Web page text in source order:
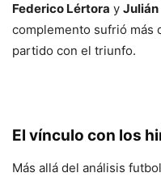
Federico Lértora y
complemento sufrió más
partido con el triunfo.
El vínculo con los
Más allá del análisis